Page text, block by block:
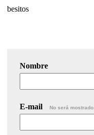
besitos
Nombre
E-mail No será mostrado.